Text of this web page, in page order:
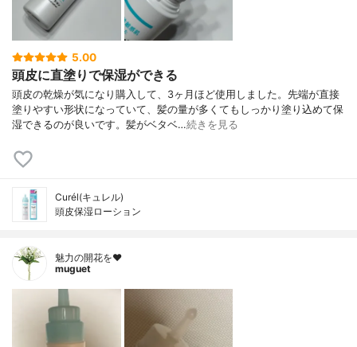
5.00
頭皮に直塗りで保湿ができる
頭皮の乾燥が気になり購入して、3ヶ月ほど使用しました。先端が直接
塗りやすい形状になっていて、髪の量が多くてもしっかり塗り込めて保
湿できるのが良いです。髪がベタベ…続きを見る
Curél(キュレル)
頭皮保湿ローション
魅力の開花を❤︎
muguet